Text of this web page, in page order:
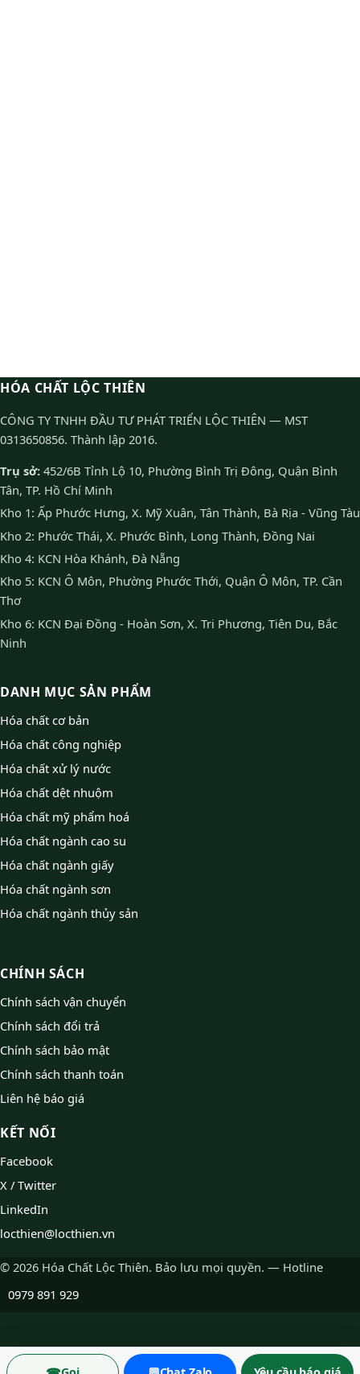
HÓA CHẤT LỘC THIÊN
CÔNG TY TNHH ĐẦU TƯ PHÁT TRIỂN LỘC THIÊN — MST
0313650856. Thành lập 2016.
Trụ sở: 452/6B Tỉnh Lộ 10, Phường Bình Trị Đông, Quận Bình
Tân, TP. Hồ Chí Minh
Kho 1: Ấp Phước Hưng, X. Mỹ Xuân, Tân Thành, Bà Rịa - Vũng Tàu
Kho 2: Phước Thái, X. Phước Bình, Long Thành, Đồng Nai
Kho 4: KCN Hòa Khánh, Đà Nẵng
Kho 5: KCN Ô Môn, Phường Phước Thới, Quận Ô Môn, TP. Cần
Thơ
Kho 6: KCN Đại Đồng - Hoàn Sơn, X. Tri Phương, Tiên Du, Bắc
Ninh
DANH MỤC SẢN PHẨM
Hóa chất cơ bản
Hóa chất công nghiệp
Hóa chất xử lý nước
Hóa chất dệt nhuộm
Hóa chất mỹ phẩm hoá
Hóa chất ngành cao su
Hóa chất ngành giấy
Hóa chất ngành sơn
Hóa chất ngành thủy sản
CHÍNH SÁCH
Chính sách vận chuyển
Chính sách đổi trả
Chính sách bảo mật
Chính sách thanh toán
Liên hệ báo giá
KẾT NỐI
Facebook
X / Twitter
LinkedIn
locthien@locthien.vn
© 2026 Hóa Chất Lộc Thiên. Bảo lưu mọi quyền. — Hotline
0979 891 929